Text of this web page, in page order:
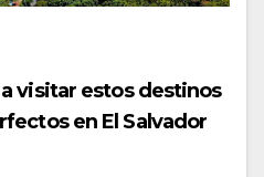
visitar estos destinos
en El Salvador